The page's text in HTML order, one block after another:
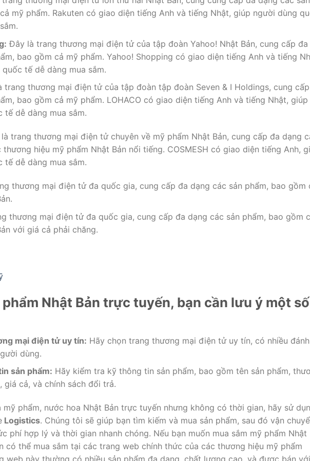
mỹ phẩm. Rakuten có giao diện tiếng Anh và tiếng Nhật, giúp người dùng
Đây là trang thương mại điện tử của tập đoàn Yahoo! Nhật Bản, cung cấp đa
bao gồm cả mỹ phẩm. Yahoo! Shopping có giao diện tiếng Anh và tiếng
tế dễ dàng mua sắm.
trang thương mại điện tử của tập đoàn tập đoàn Seven & I Holdings, cung
bao gồm cả mỹ phẩm. LOHACO có giao diện tiếng Anh và tiếng Nhật, giúp
tế dễ dàng mua sắm.
trang thương mại điện tử chuyên về mỹ phẩm Nhật Bản, cung cấp đa dạng
hiệu mỹ phẩm Nhật Bản nổi tiếng. COSMESH có giao diện tiếng Anh,
tế dễ dàng mua sắm.
thương mại điện tử đa quốc gia, cung cấp đa dạng các sản phẩm, bao gồm
thương mại điện tử đa quốc gia, cung cấp đa dạng các sản phẩm, bao gồm
với giá cả phải chăng.
phẩm Nhật Bản trực tuyến, bạn cần lưu ý một số
mại điện tử uy tín: Hãy chọn trang thương mại điện tử uy tín, có nhiều đánh
dùng.
sản phẩm: Hãy kiểm tra kỹ thông tin sản phẩm, bao gồm tên sản phẩm,
giá cả, và chính sách đổi trả.
mỹ phẩm, nước hoa Nhật Bản trực tuyến nhưng không có thời gian, hãy sử
Logistics. Chúng tôi sẽ giúp bạn tìm kiếm và mua sản phẩm, sau đó vận
phí hợp lý và thời gian nhanh chóng. Nếu bạn muốn mua sắm mỹ phẩm Nhật
có thể mua sắm tại các trang web chính thức của các thương hiệu mỹ phẩm